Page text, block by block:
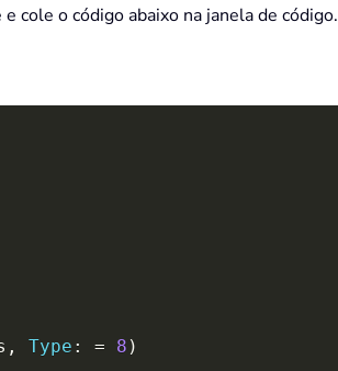
e cole o código abaixo na janela de código.
, Type : = 8 )